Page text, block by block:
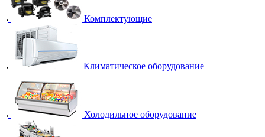
Комплектующие
Климатическое оборудование
Холодильное оборудование